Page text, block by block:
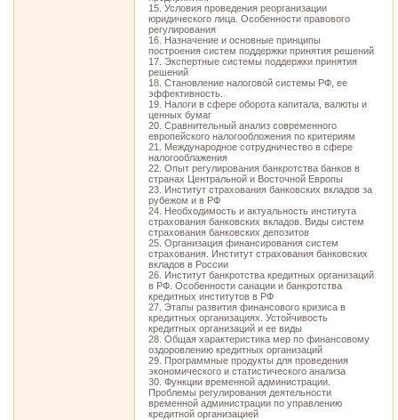
15. Условия проведения реорганизации
юридического лица. Особенности правового
регулирования
16. Назначение и основные принципы
построения систем поддержки принятия решений
17. Экспертные системы поддержки принятия
решений
18. Становление налоговой системы РФ, ее
эффективность.
19. Налоги в сфере оборота капитала, валюты и
ценных бумаг
20. Сравнительный анализ современного
европейского налогообложения по критериям
21. Международное сотрудничество в сфере
налогооблажения
22. Опыт регулирования банкротства банков в
странах Центральной и Восточной Европы
23. Институт страхования банковских вкладов за
рубежом и в РФ
24. Необходимость и актуальность института
страхования банковских вкладов. Виды систем
страхования банковских депозитов
25. Организация финансирования систем
страхования. Институт страхования банковских
вкладов в России
26. Институт банкротства кредитных организаций
в РФ. Особенности санации и банкротства
кредитных институтов в РФ
27. Этапы развития финансового кризиса в
кредитных организациях. Устойчивость
кредитных организаций и ее виды
28. Общая характеристика мер по финансовому
оздоровлению кредитных организаций
29. Программные продукты для проведения
экономического и статистического анализа
30. Функции временной администрации.
Проблемы регулирования деятельности
временной администрации по управлению
кредитной организацией